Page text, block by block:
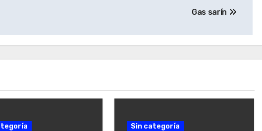
Gas sarín
Sin categoría